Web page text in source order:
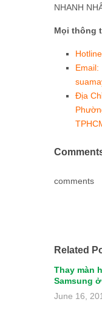
NHANH
Mọi thông
Email:
Địa
comments
Related
Thay màn
Samsung
June 16,